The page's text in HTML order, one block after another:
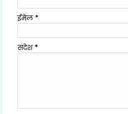
ईमेल *
संदेश *